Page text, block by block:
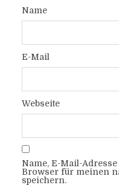
Name
E-Mail
Webseite
Name, E-Mail-
Browser für meinen
speichern.